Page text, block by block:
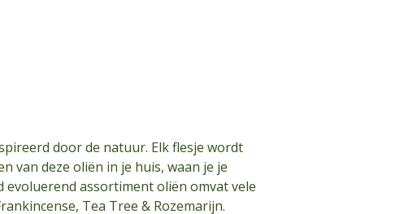
door de natuur. Elk flesje wordt
van deze oliën in je huis, waan je je
assortiment oliën omvat vele
Tea Tree & Rozemarijn.